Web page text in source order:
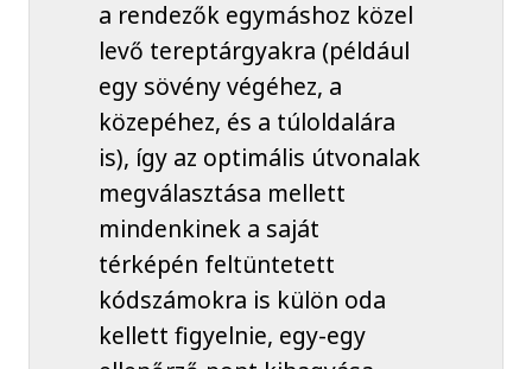
a rendezők egymáshoz közel
levő tereptárgyakra (például
egy sövény végéhez, a
közepéhez, és a túloldalára
is), így az optimális útvonalak
megválasztása mellett
mindenkinek a saját
térképén feltüntetett
kódszámokra is külön oda
kellett figyelnie, egy-egy